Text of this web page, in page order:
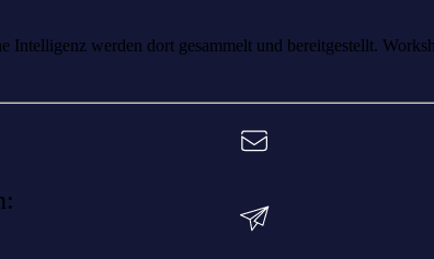
werden dort gesammelt und bereitgestellt.